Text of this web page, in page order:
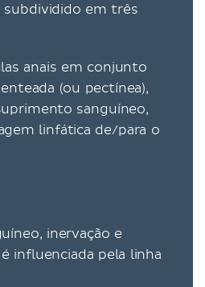
em três
anais em conjunto
(ou pectínea),
sanguíneo,
linfática de/para o
inervação e
influenciada pela linha